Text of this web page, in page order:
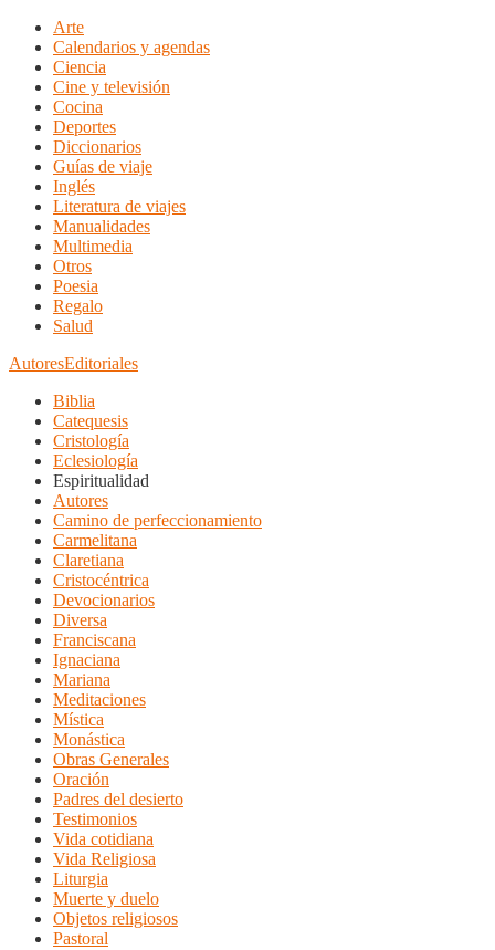
Arte
Calendarios y agendas
Ciencia
Cine y televisión
Cocina
Deportes
Diccionarios
Guías de viaje
Inglés
Literatura de viajes
Manualidades
Multimedia
Otros
Poesia
Regalo
Salud
AutoresEditoriales
Biblia
Catequesis
Cristología
Eclesiología
Espiritualidad
Autores
Camino de perfeccionamiento
Carmelitana
Claretiana
Cristocéntrica
Devocionarios
Diversa
Franciscana
Ignaciana
Mariana
Meditaciones
Mística
Monástica
Obras Generales
Oración
Padres del desierto
Testimonios
Vida cotidiana
Vida Religiosa
Liturgia
Muerte y duelo
Objetos religiosos
Pastoral